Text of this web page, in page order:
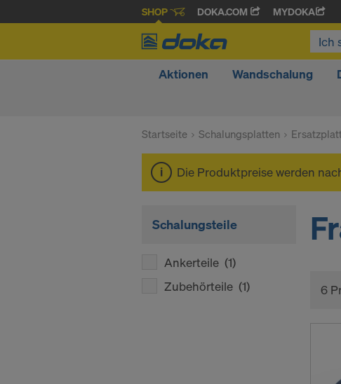
SHOP DOKA.COM MYDOKA
Aktionen Wandschalung
Startseite Schalungsplatten
Die Produktpreise werden
Schalungsteile
Ankerteile (1)
Zubehörteile (1) 6